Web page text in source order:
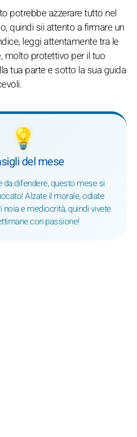
potrebbe azzerare tutto nel
quindi sii attento a firmare un
leggi attentamente tra le
molto protettivo per il tuo
tua parte e sotto la sua guida
💡
del mese
da difendere, questo mese si
Alzate il morale, odiate
noia e mediocrità, quindi vivete
con passione!